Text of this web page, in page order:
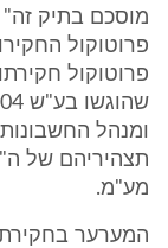
פרוטוקול
פרוטוקול
ומנהל
תצהיריהם של
מע"מ.
המערער